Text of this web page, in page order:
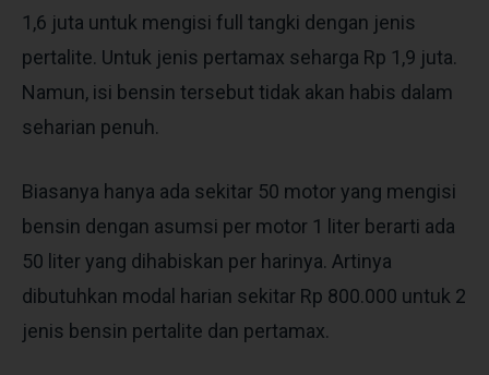
1,6 juta untuk mengisi full tangki dengan jenis
pertalite. Untuk jenis pertamax seharga Rp 1,9 juta.
Namun, isi bensin tersebut tidak akan habis dalam
seharian penuh.
Biasanya hanya ada sekitar 50 motor yang mengisi
bensin dengan asumsi per motor 1 liter berarti ada
50 liter yang dihabiskan per harinya. Artinya
dibutuhkan modal harian sekitar Rp 800.000 untuk 2
jenis bensin pertalite dan pertamax.